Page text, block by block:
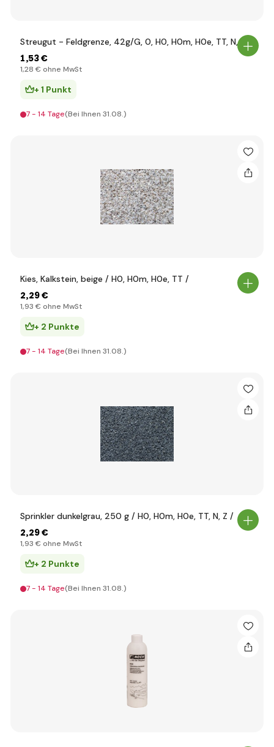
Streugut - Feldgrenze, 42g/G, 0, H0, H0m, H0e, TT, N, Z/
1,53 €
1,28 € ohne MwSt
+ 1 Punkt
7 - 14 Tage(Bei Ihnen 31.08.)
Kies, Kalkstein, beige / H0, H0m, H0e, TT /
2,29 €
1,93 € ohne MwSt
+ 2 Punkte
7 - 14 Tage(Bei Ihnen 31.08.)
Sprinkler dunkelgrau, 250 g / H0, H0m, H0e, TT, N, Z /
2,29 €
1,93 € ohne MwSt
+ 2 Punkte
7 - 14 Tage(Bei Ihnen 31.08.)